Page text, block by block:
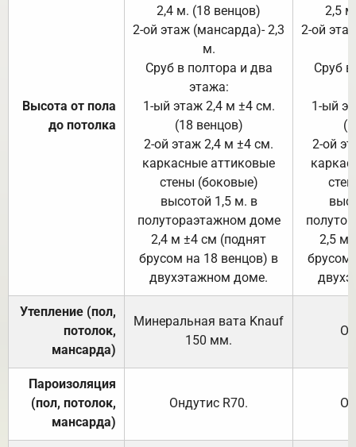
Высота от пола
до потолка
2,4 м. (18 венцов)
2-ой этаж (мансарда)- 2,3
м.
Сруб в полтора и два
этажа:
1-ый этаж 2,4 м ±4 см.
(18 венцов)
2-ой этаж 2,4 м ±4 см.
каркасные аттиковые
стены (боковые)
высотой 1,5 м. в
полутораэтажном доме
2,4 м ±4 см (поднят
брусом на 18 венцов) в
двухэтажном доме.
2,5
2-ой
Сруб
1-ый
2-ой
2,5 м
брусом
Утепление (пол,
потолок,
мансарда)
Минеральная вата Knauf
150 мм.
Пароизоляция
(пол, потолок,
мансарда)
Ондутис R70.